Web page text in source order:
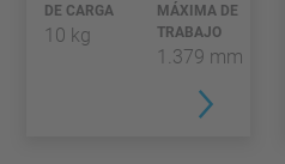
DE CARGA
10 kg
MÁXIMA DE
TRABAJO
1.379 mm